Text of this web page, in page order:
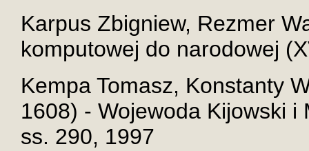
Karpus Zbigniew, Rezmer
komputowej do narodowej
Kempa Tomasz, Konstanty
1608) - Wojewoda Kijowski i
ss. 290, 1997